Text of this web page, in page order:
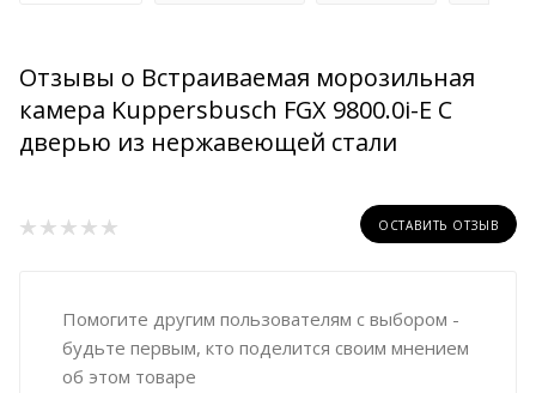
Отзывы о Встраиваемая морозильная
камера Kuppersbusch FGX 9800.0i-E С
дверью из нержавеющей стали
ОСТАВИТЬ ОТЗЫВ
Помогите другим пользователям с выбором -
будьте первым, кто поделится своим мнением
об этом товаре